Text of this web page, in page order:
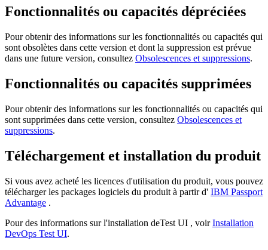
Fonctionnalités ou capacités dépréciées
Pour obtenir des informations sur les fonctionnalités ou capacités qui
sont obsolètes dans cette version et dont la suppression est prévue
dans une future version, consultez Obsolescences et suppressions.
Fonctionnalités ou capacités supprimées
Pour obtenir des informations sur les fonctionnalités ou capacités qui
sont supprimées dans cette version, consultez Obsolescences et
suppressions.
Téléchargement et installation du produit
Si vous avez acheté les licences d'utilisation du produit, vous pouvez
télécharger les packages logiciels du produit à partir d' IBM Passport
Advantage .
Pour des informations sur l'installation deTest UI , voirInstallation
DevOps Test UI.